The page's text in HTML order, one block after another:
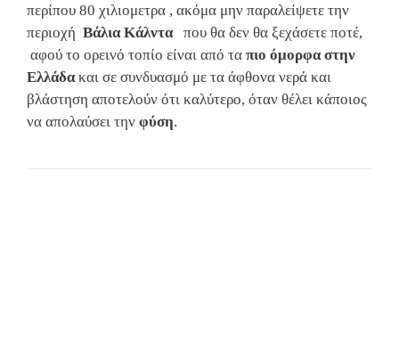
περίπου 80 χιλιομετρα , ακόμα μην παραλείψετε την
περιοχή Βάλια Κάλνταπου θα δεν θα ξεχάσετε ποτέ,
αφού το ορεινό τοπίο είναι από τα πιο όμορφα στην
Ελλάδακαι σε συνδυασμό με τα άφθονα νερά και
βλάστηση αποτελούν ότι καλύτερο, όταν θέλει κάποιος
να απολαύσει την φύση.